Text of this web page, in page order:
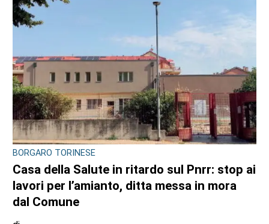
BORGARO TORINESE
Casa della Salute in ritardo sul Pnrr: stop ai
lavori per l’amianto, ditta messa in mora
dal Comune